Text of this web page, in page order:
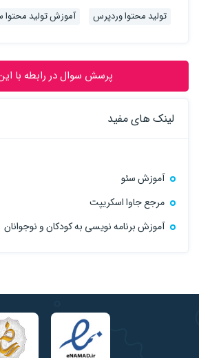
تولید محتوا وردپرس
آموزش تولید
پرسش سوال در رابطه با
لینک های مفید
آموزش سئو
مرجع جاوا اسکریپت
آموزش برنامه نویسی به کودکان و نوجوانان